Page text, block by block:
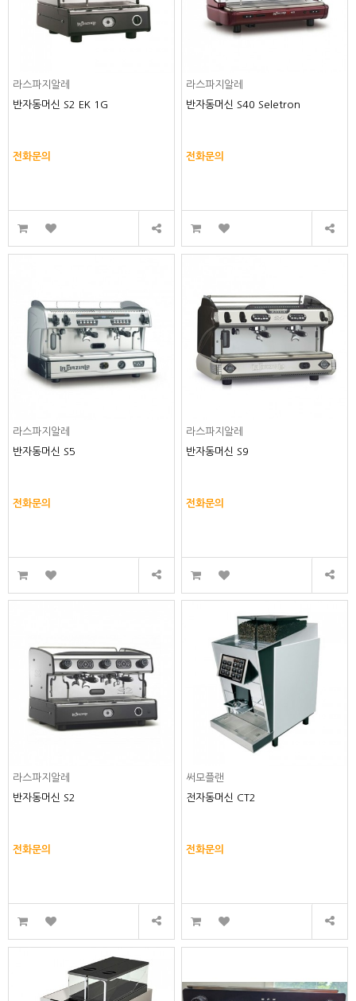
라스파지알레
반자동머신 S2 EK 1G
전화문의
라스파지알레
반자동머신 S40 Seletron
전화문의
라스파지알레
반자동머신 S5
전화문의
라스파지알레
반자동머신 S9
전화문의
라스파지알레
반자동머신 S2
전화문의
써모플랜
전자동머신 CT2
전화문의